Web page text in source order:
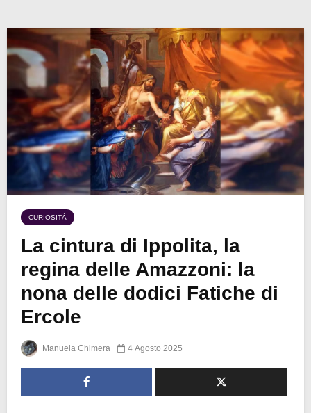
CURIOSITÀ
La cintura di Ippolita, la
regina delle Amazzoni: la
nona delle dodici Fatiche di
Ercole
Manuela Chimera 4 Agosto 2025